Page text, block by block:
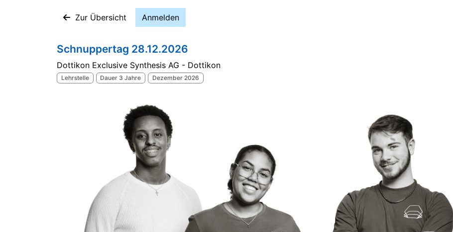
Zur Übersicht Anmelden
Schnuppertag 28.12.2026
Dottikon Exclusive Synthesis AG - Dottikon
Lehrstelle Dauer 3 Jahre Dezember 2026